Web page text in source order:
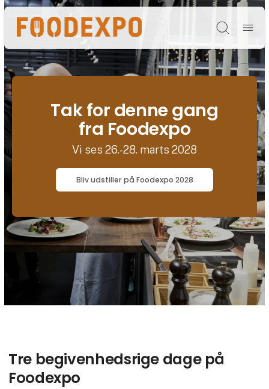
Søg
Tak for denne gang
fra Foodexpo
Vi ses 26.-28. marts 2028
Bliv udstiller på Foodexpo 2028
Tre begivenhedsrige dage på
Foodexpo